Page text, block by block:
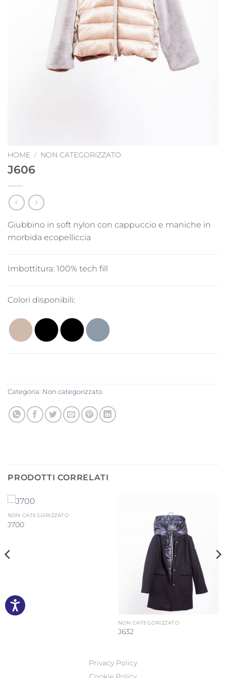
HOME / NON CATEGORIZZATO
J606
Giubbino in soft nylon con cappuccio e maniche in
morbida ecopelliccia
Imbottitura: 100% tech fill
Colori disponibili:
Categoria: Non categorizzato
PRODOTTI CORRELATI
NON CATEGORIZZATO
J700
NON CATEGORIZZATO
J632
Privacy Policy